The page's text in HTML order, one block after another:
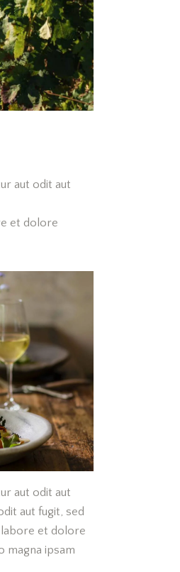
aut odit aut
et dolore
aut odit aut
aut fugit, sed
labore et dolore
magna ipsam